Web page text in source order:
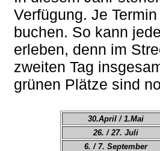
Verfügung. Je
buchen. So kann
erleben, denn im
zweiten Tag
grünen Plätze sind
30.April / 1.Mai
26. / 27. Juli
6. / 7. September